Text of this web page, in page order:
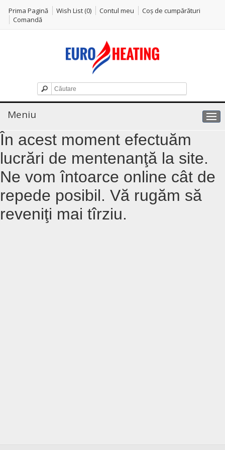
Prima Pagină Wish List (0) Contul meu
Coş de cumpărături
Comandă
Meniu
În acest moment efectuăm
lucrări de mentenanţă la site.
Ne vom întoarce online cât de
repede posibil. Vă rugăm să
reveniţi mai tîrziu.